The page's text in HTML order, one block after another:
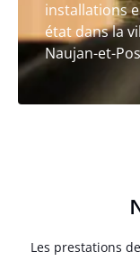
installations
état dans la
Naujan-et-
Les prestations